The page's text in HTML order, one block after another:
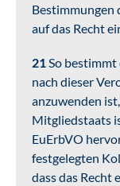
Bestimmungen
auf das Recht
21So bestimmt
nach dieser
anzuwenden
Mitgliedstaats
EuErbVO
festgelegten
dass das